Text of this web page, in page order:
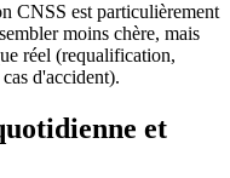
CNSS est particulièrement
moins chère, mais
réel (requalification,
d'accident).
et